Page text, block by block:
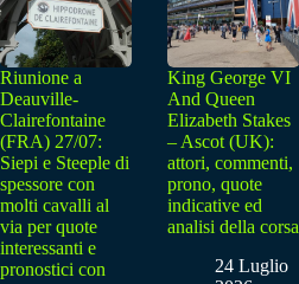
Riunione a
Deauville-
Clairefontaine
(FRA) 27/07:
Siepi e Steeple di
spessore con
molti cavalli al
via per quote
interessanti e
pronostici con
King George VI
And Queen
Elizabeth Stakes
– Ascot (UK):
attori, commenti,
prono, quote
indicative ed
analisi della corsa
24 Luglio